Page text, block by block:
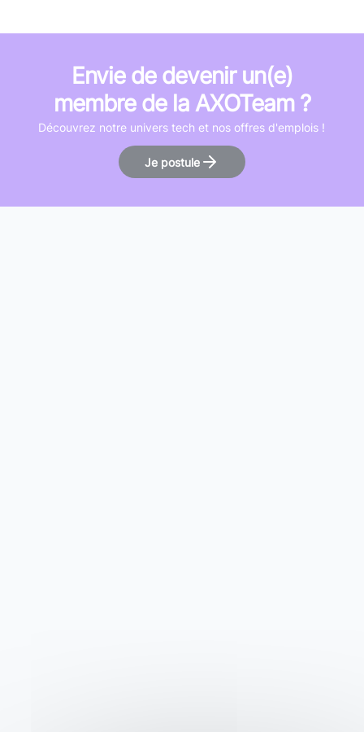
Envie de devenir un(e)
membre de la AXOTeam ?
Découvrez notre univers tech et nos offres d'emplois !
Je postule